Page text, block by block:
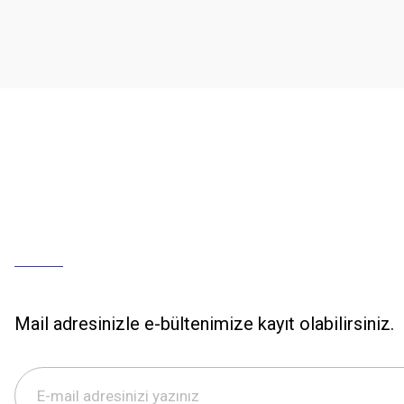
Mail adresinizle e-bültenimize kayıt olabilirsiniz.